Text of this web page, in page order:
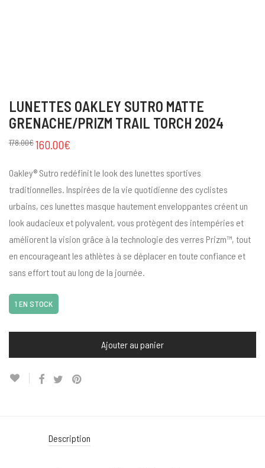
LUNETTES OAKLEY SUTRO MATTE
GRENACHE/PRIZM TRAIL TORCH 2024
178.00€160.00€
Oakley® Sutro redéfinit le look des lunettes sportives
traditionnelles. Inspirées de la vie quotidienne des cyclistes
urbains, ces lunettes masque hautement enveloppantes créent un
look audacieux et polyvalent, vous protègent des intempéries et
améliorent la vision grâce à la technologie des verres Prizm™, tout
en encourageant les athlètes à se déplacer en toute confiance et
sans effort tout au long de la journée.
1 EN STOCK
Ajouter au panier
Description